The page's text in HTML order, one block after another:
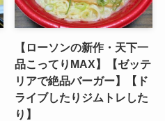
【ローソンの新作・天下一
品こってりMAX】【ゼッテ
リアで絶品バーガー】【ド
ライブしたりジムトレした
り】